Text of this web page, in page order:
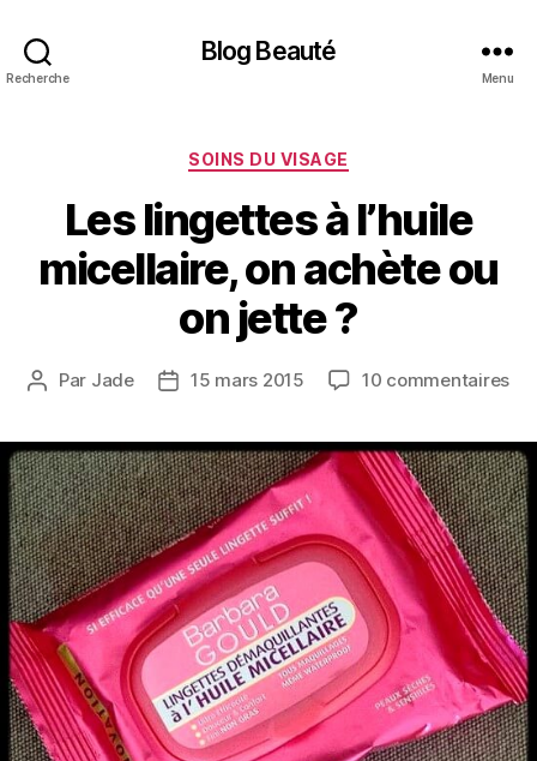
Recherche
Blog Beauté
Menu
Catégories
SOINS DU VISAGE
Les lingettes à l’huile
micellaire, on achète ou
on jette ?
Auteur
Par Jade
Date15 mars 2015 10 commentairessur
à
on
ou
on
?